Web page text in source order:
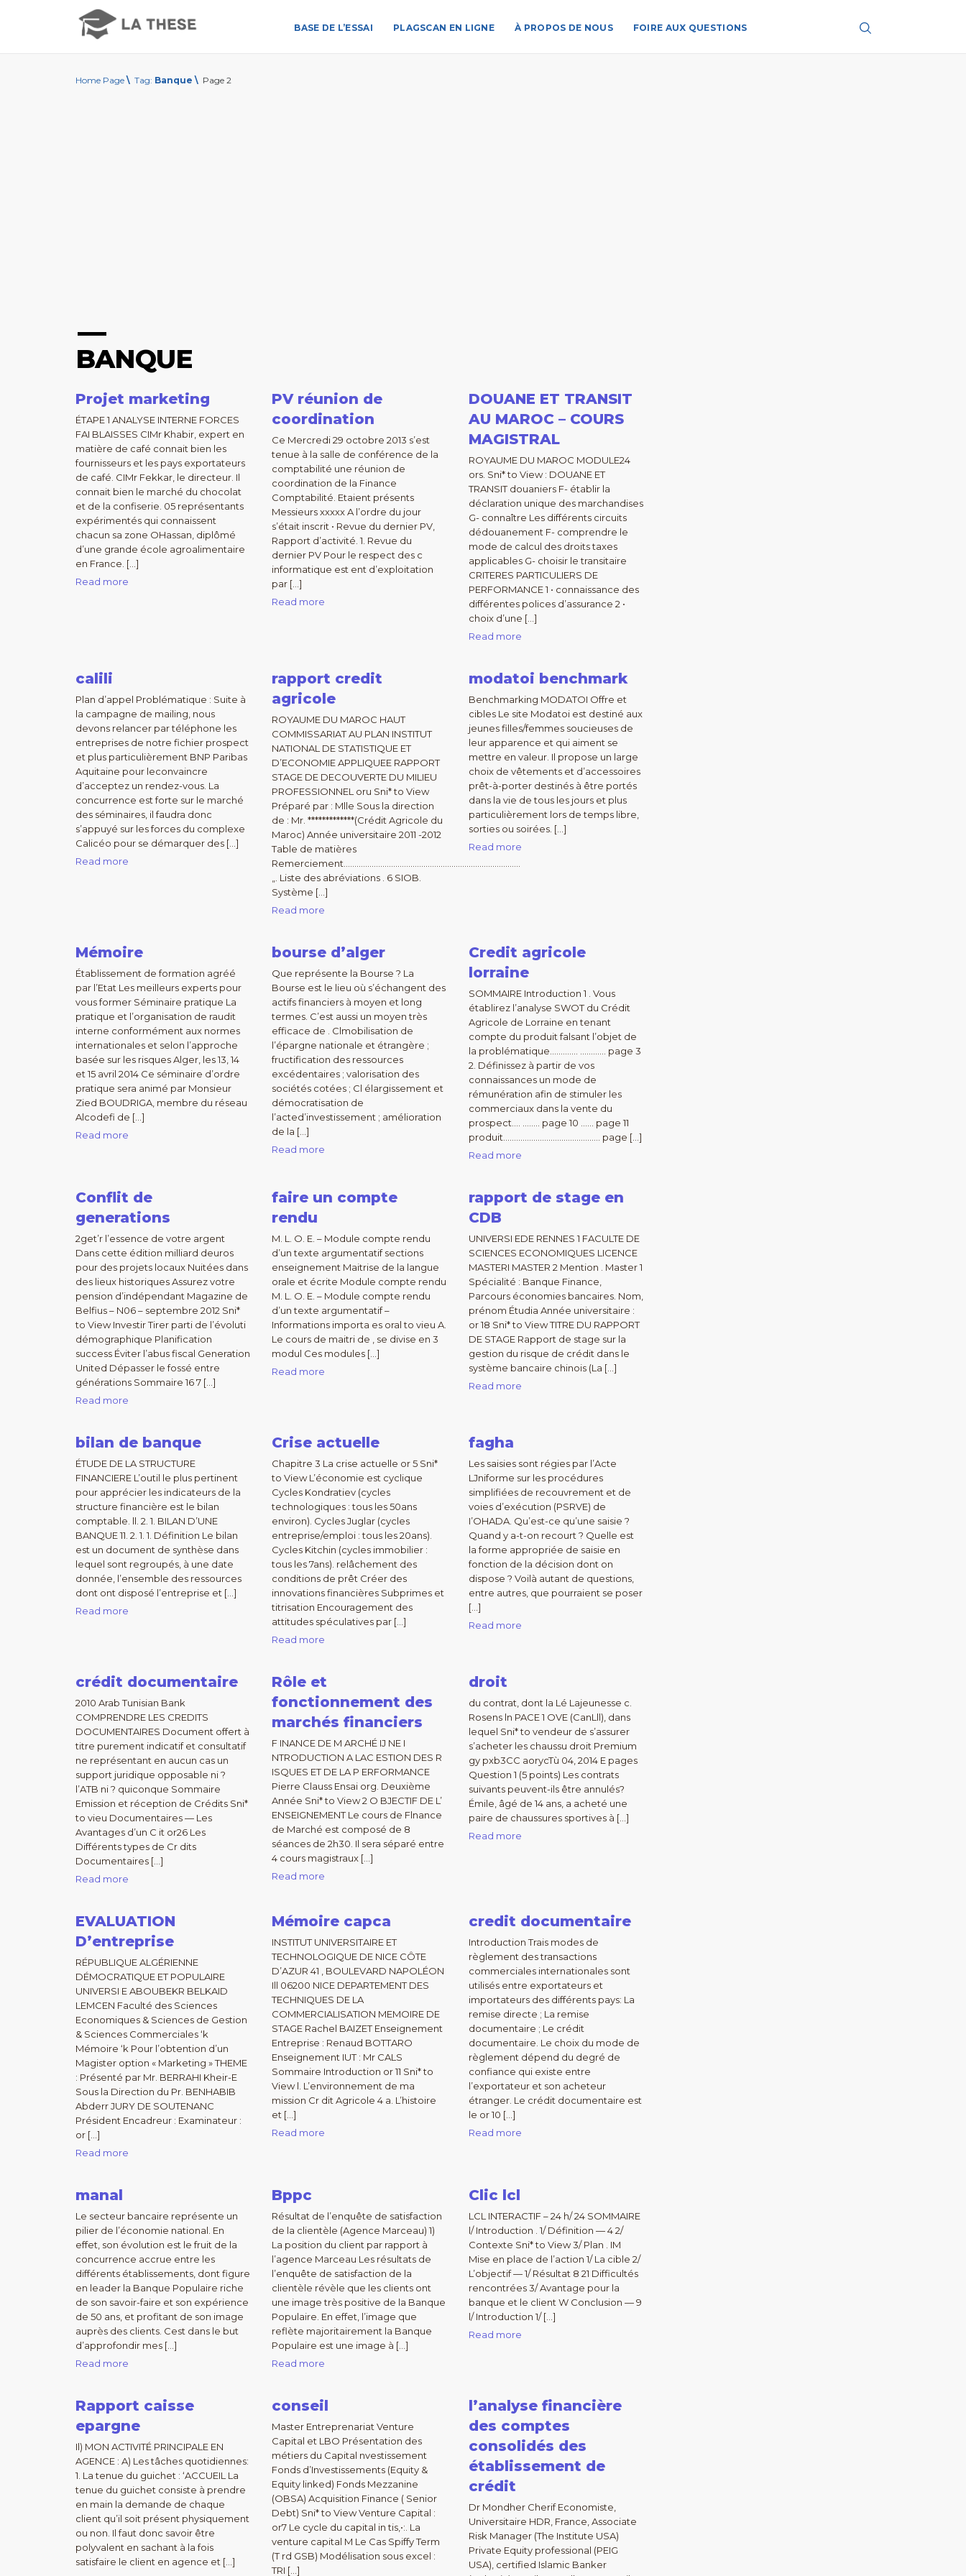
BASE DE L’ESSAI PLAGSCAN EN LIGNE À PROPOS DE NOUS FOIRE AUX QUESTIONS
Home Page \ Tag: Banque \ Page 2
BANQUE
Projet marketing
ÉTAPE 1 ANALYSE INTERNE FORCES
FAI BLAISSES CIMr Khabir, expert en
matière de café connait bien les
fournisseurs et les pays exportateurs
de café. CIMr Fekkar, le directeur. Il
connait bien le marché du chocolat
et de la confiserie. 05 représentants
expérimentés qui connaissent
chacun sa zone OHassan, diplômé
d’une grande école agroalimentaire
en France. […]
Read more
PV réunion de
coordination
Ce Mercredi 29 octobre 2013 s’est
tenue à la salle de conférence de la
comptabilité une réunion de
coordination de la Finance
Comptabilité. Etaient présents
Messieurs xxxxx A l’ordre du jour
s’était inscrit • Revue du dernier PV,
Rapport d’activité. 1. Revue du
dernier PV Pour le respect des c
informatique est ent d’exploitation
par […]
Read more
DOUANE ET TRANSIT
AU MAROC – COURS
MAGISTRAL
ROYAUME DU MAROC MODULE24
ors. Sni* to View : DOUANE ET
TRANSIT douaniers F- établir la
déclaration unique des marchandises
G- connaître Les différents circuits
dédouanement F- comprendre le
mode de calcul des droits taxes
applicables G- choisir le transitaire
CRITERES PARTICULIERS DE
PERFORMANCE 1 • connaissance des
différentes polices d’assurance 2 •
choix d’une […]
Read more
calili
Plan d’appel Problématique : Suite à
la campagne de mailing, nous
devons relancer par téléphone les
entreprises de notre fichier prospect
et plus particulièrement BNP Paribas
Aquitaine pour leconvaincre
d’acceptez un rendez-vous. La
concurrence est forte sur le marché
des séminaires, il faudra donc
s’appuyé sur les forces du complexe
Calicéo pour se démarquer des […]
Read more
rapport credit
agricole
ROYAUME DU MAROC HAUT
COMMISSARIAT AU PLAN INSTITUT
NATIONAL DE STATISTIQUE ET
D’ECONOMIE APPLIQUEE RAPPORT
STAGE DE DECOUVERTE DU MILIEU
PROFESSIONNEL oru Sni* to View
Préparé par : Mlle Sous la direction
de : Mr. *************(Crédit Agricole du
Maroc) Année universitaire 2011 -2012
Table de matières
Remerciement……………………………………………………………………….
„. Liste des abréviations . 6 SIOB.
Système […]
Read more
modatoi benchmark
Benchmarking MODATOI Offre et
cibles Le site Modatoi est destiné aux
jeunes filles/femmes soucieuses de
leur apparence et qui aiment se
mettre en valeur. Il propose un large
choix de vêtements et d’accessoires
prêt-à-porter destinés à être portés
dans la vie de tous les jours et plus
particulièrement lors de temps libre,
sorties ou soirées. […]
Read more
Mémoire
Établissement de formation agréé
par l’Etat Les meilleurs experts pour
vous former Séminaire pratique La
pratique et l’organisation de raudit
interne conformément aux normes
internationales et selon l’approche
basée sur les risques Alger, les 13, 14
et 15 avril 2014 Ce séminaire d’ordre
pratique sera animé par Monsieur
Zied BOUDRIGA, membre du réseau
Alcodefi de […]
Read more
bourse d’alger
Que représente la Bourse ? La
Bourse est le lieu où s’échangent des
actifs financiers à moyen et long
termes. C’est aussi un moyen très
efficace de . Clmobilisation de
l’épargne nationale et étrangère ;
fructification des ressources
excédentaires ; valorisation des
sociétés cotées ; Cl élargissement et
démocratisation de
l’acted’investissement ; amélioration
de la […]
Read more
Credit agricole
lorraine
SOMMAIRE Introduction 1 . Vous
établirez l’analyse SWOT du Crédit
Agricole de Lorraine en tenant
compte du produit falsant l’objet de
la problématique…………. ………… page 3
2. Définissez à partir de vos
connaissances un mode de
rémunération afin de stimuler les
commerciaux dans la vente du
prospect…. …….. page 10 …… page 11
produit……………………………………… page […]
Read more
Conflit de
generations
2get’r l’essence de votre argent
Dans cette édition milliard deuros
pour des projets locaux Nuitées dans
des lieux historiques Assurez votre
pension d’indépendant Magazine de
Belfius – N06 – septembre 2012 Sni*
to View Investir Tirer parti de l’évoluti
démographique Planification
success Éviter l’abus fiscal Generation
United Dépasser le fossé entre
générations Sommaire 16 7 […]
Read more
faire un compte
rendu
M. L. O. E. – Module compte rendu
d’un texte argumentatif sections
enseignement Maitrise de la langue
orale et écrite Module compte rendu
M. L. O. E. – Module compte rendu
d’un texte argumentatif –
Informations importa es oral to vieu A.
Le cours de maitri de , se divise en 3
modul Ces modules […]
Read more
rapport de stage en
CDB
UNIVERSI EDE RENNES 1 FACULTE DE
SCIENCES ECONOMIQUES LICENCE
MASTERI MASTER 2 Mention . Master 1
Spécialité : Banque Finance,
Parcours économies bancaires. Nom,
prénom Étudia Année universitaire :
or 18 Sni* to View TITRE DU RAPPORT
DE STAGE Rapport de stage sur la
gestion du risque de crédit dans le
système bancaire chinois (La […]
Read more
bilan de banque
ÉTUDE DE LA STRUCTURE
FINANCIERE L’outil le plus pertinent
pour apprécier les indicateurs de la
structure financière est le bilan
comptable. ll. 2. 1. BILAN D’UNE
BANQUE 11. 2. 1. 1. Définition Le bilan
est un document de synthèse dans
lequel sont regroupés, à une date
donnée, l’ensemble des ressources
dont ont disposé l’entreprise et […]
Read more
Crise actuelle
Chapitre 3 La crise actuelle or 5 Sni*
to View L’économie est cyclique
Cycles Kondratiev (cycles
technologiques : tous les 50ans
environ). Cycles Juglar (cycles
entreprise/emploi : tous les 20ans).
Cycles Kitchin (cycles immobilier :
tous les 7ans). relâchement des
conditions de prêt Créer des
innovations financières Subprimes et
titrisation Encouragement des
attitudes spéculatives par […]
Read more
fagha
Les saisies sont régies par l’Acte
LJniforme sur les procédures
simplifiées de recouvrement et de
voies d’exécution (PSRVE) de
I’OHADA. Qu’est-ce qu’une saisie ?
Quand y a-t-on recourt ? Quelle est
la forme appropriée de saisie en
fonction de la décision dont on
dispose ? Voilà autant de questions,
entre autres, que pourraient se poser
[…]
Read more
crédit documentaire
2010 Arab Tunisian Bank
COMPRENDRE LES CREDITS
DOCUMENTAIRES Document offert à
titre purement indicatif et consultatif
ne représentant en aucun cas un
support juridique opposable ni ?
l’ATB ni ? quiconque Sommaire
Emission et réception de Crédits Sni*
to vieu Documentaires — Les
Avantages d’un C it or26 Les
Différents types de Cr dits
Documentaires […]
Read more
Rôle et
fonctionnement des
marchés financiers
F INANCE DE M ARCHÉ IJ NE I
NTRODUCTION A LAC ESTION DES R
ISQUES ET DE LA P ERFORMANCE
Pierre Clauss Ensai org. Deuxième
Année Sni* to View 2 O BJECTIF DE L’
ENSEIGNEMENT Le cours de Flnance
de Marché est composé de 8
séances de 2h30. Il sera séparé entre
4 cours magistraux […]
Read more
droit
du contrat, dont la Lé Lajeunesse c.
Rosens ln PACE 1 OVE (CanLll), dans
lequel Sni* to vendeur de s’assurer
s’acheter les chaussu droit Premium
gy pxb3CC aorycTù 04, 2014 E pages
Question 1 (5 points) Les contrats
suivants peuvent-ils être annulés?
Émile, âgé de 14 ans, a acheté une
paire de chaussures sportives à […]
Read more
EVALUATION
D’entreprise
RÉPUBLIQUE ALGÉRIENNE
DÉMOCRATIQUE ET POPULAIRE
UNIVERSI E ABOUBEKR BELKAID
LEMCEN Faculté des Sciences
Economiques & Sciences de Gestion
& Sciences Commerciales ‘k
Mémoire ‘k Pour l’obtention d’un
Magister option « Marketing » THEME
: Présenté par Mr. BERRAHI Kheir-E
Sous la Direction du Pr. BENHABIB
Abderr JURY DE SOUTENANC
Président Encadreur : Examinateur :
or […]
Read more
Mémoire capca
INSTITUT UNIVERSITAIRE ET
TECHNOLOGIQUE DE NICE CÔTE
D’AZUR 41 , BOULEVARD NAPOLÉON
Ill 06200 NICE DEPARTEMENT DES
TECHNIQUES DE LA
COMMERCIALISATION MEMOIRE DE
STAGE Rachel BAIZET Enseignement
Entreprise : Renaud BOTTARO
Enseignement IUT : Mr CALS
Sommaire Introduction or 11 Sni* to
View l. L’environnement de ma
mission Cr dit Agricole 4 a. L’histoire
et […]
Read more
credit documentaire
Introduction Trais modes de
règlement des transactions
commerciales internationales sont
utilisés entre exportateurs et
importateurs des différents pays: La
remise directe ; La remise
documentaire ; Le crédit
documentaire. Le choix du mode de
règlement dépend du degré de
confiance qui existe entre
l’exportateur et son acheteur
étranger. Le crédit documentaire est
le or 10 […]
Read more
manal
Le secteur bancaire représente un
pilier de l’économie national. En
effet, son évolution est le fruit de la
concurrence accrue entre les
différents établissements, dont figure
en leader la Banque Populaire riche
de son savoir-faire et son expérience
de 50 ans, et profitant de son image
auprès des clients. Cest dans le but
d’approfondir mes […]
Read more
Bppc
Résultat de l’enquête de satisfaction
de la clientèle (Agence Marceau) 1)
La position du client par rapport à
l’agence Marceau Les résultats de
l’enquête de satisfaction de la
clientèle révèle que les clients ont
une image très positive de la Banque
Populaire. En effet, l’image que
reflète majoritairement la Banque
Populaire est une image à […]
Read more
Clic lcl
LCL INTERACTIF – 24 h/ 24 SOMMAIRE
l/ Introduction . 1/ Définition — 4 2/
Contexte Sni* to View 3/ Plan . IM
Mise en place de l’action 1/ La cible 2/
L’objectif — 1/ Résultat 8 21 Difficultés
rencontrées 3/ Avantage pour la
banque et le client W Conclusion — 9
l/ Introduction 1/ […]
Read more
Rapport caisse
epargne
Il) MON ACTIVITÉ PRINCIPALE EN
AGENCE : A) Les tâches quotidiennes:
1. La tenue du guichet : ‘ACCUEIL La
tenue du guichet consiste à prendre
en main la demande de chaque
client qu’il soit présent physiquement
ou non. Il faut donc savoir être
polyvalent en sachant à la fois
satisfaire le client en agence et […]
conseil
Master Entreprenariat Venture
Capital et LBO Présentation des
métiers du Capital nvestissement
Fonds d’Investissements (Equity &
Equity linked) Fonds Mezzanine
(OBSA) Acquisition Finance ( Senior
Debt) Sni* to View Venture Capital :
or7 Le cycle du capital in tis,•:. La
venture capital M Le Cas Spiffy Term
(T rd GSB) Modélisation sous excel :
TRI […]
l’analyse financière
des comptes
consolidés des
établissement de
crédit
Dr Mondher Cherif Economiste,
Universitaire HDR, France, Associate
Risk Manager (The Institute USA)
Private Equity professional (PEIG
USA), certified Islamic Banker